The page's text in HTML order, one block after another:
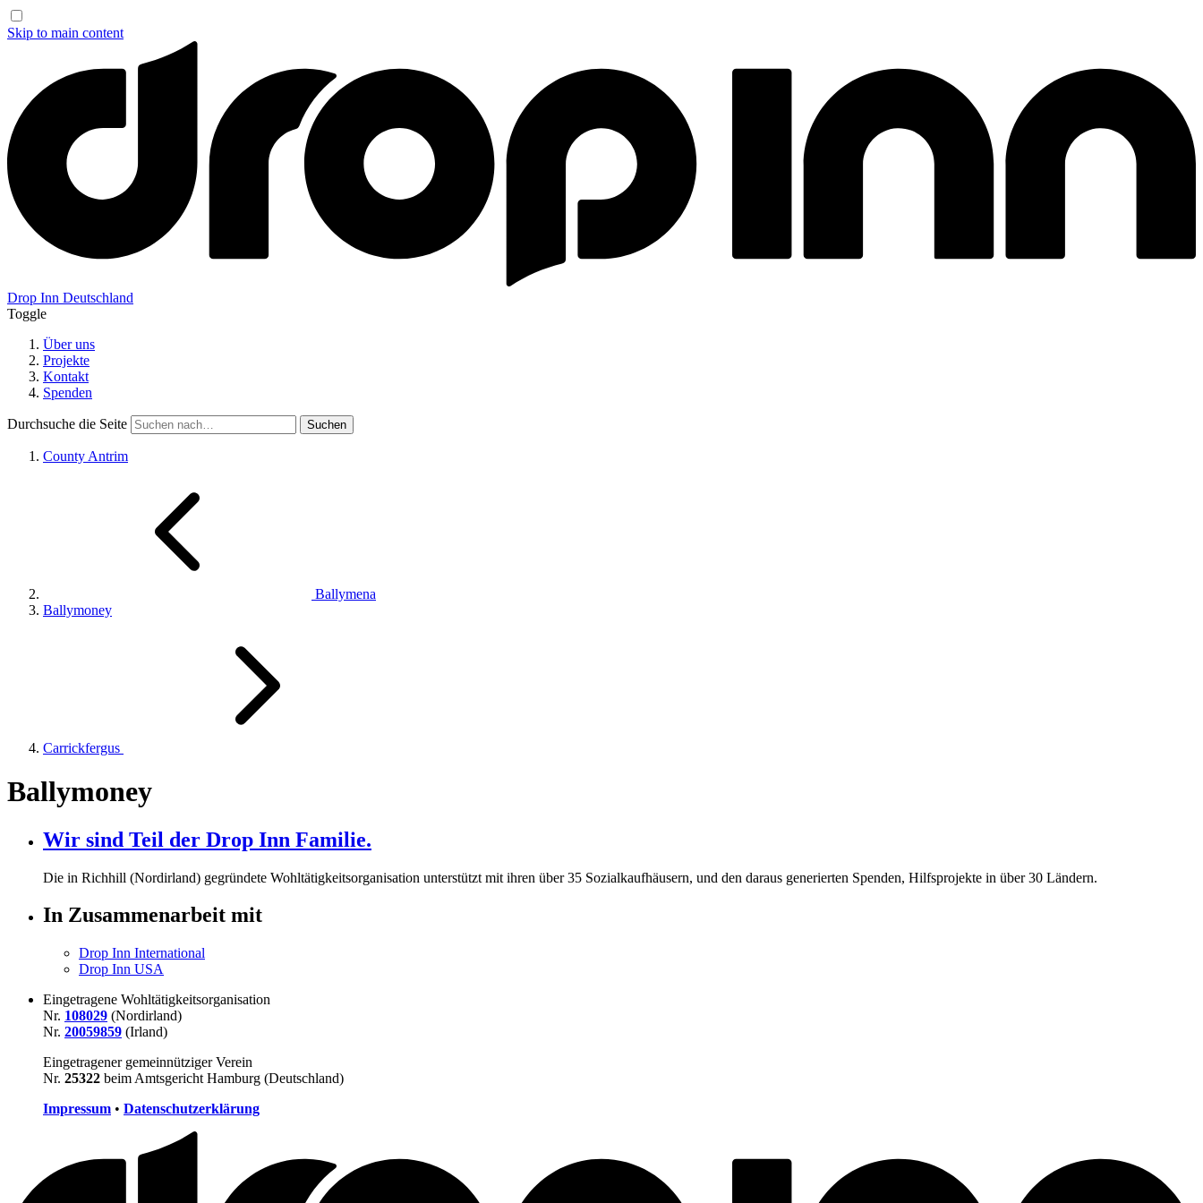
Skip to main content
Drop Inn Deutschland
Toggle
Über uns
Projekte
Kontakt
Spenden
Durchsuche die Seite
County Antrim
Ballymena
Ballymoney
Carrickfergus
Ballymoney
Wir sind Teil der Drop Inn Familie.
Die in Richhill (Nordirland) gegründete Wohltätigkeitsorganisation unterstützt mit ihren über35 Sozialkaufhäusern, und den daraus generierten Spenden, Hilfsprojekte in über30 Ländern.
In Zusammenarbeit mit
Drop Inn International
Drop Inn USA
Eingetragene Wohltätigkeitsorganisation
Nr. 108029 (Nordirland)
Nr. 20059859 (Irland)
Eingetragener gemeinnütziger Verein
Nr. 25322 beim Amtsgericht Hamburg (Deutschland)
Impressum • Datenschutzerklärung